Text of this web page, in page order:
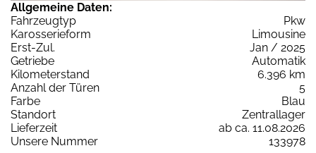
Allgemeine Daten:
Fahrzeugtyp
Pkw
Karosserieform
Limousine
Erst-Zul.
Jan / 2025
Getriebe
Automatik
Kilometerstand
6.396 km
Anzahl der Türen
5
Farbe
Blau
Standort
Zentrallager
Lieferzeit
ab ca. 11.08.2026
Unsere Nummer
133978